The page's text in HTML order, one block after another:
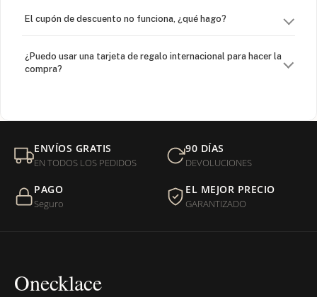
El cupón de descuento no funciona, ¿qué hago?
¿Puedo usar una tarjeta de regalo internacional para hacer la
compra?
Mi orden fue devuelta por USPS, ¿qué hago para que sea
entregada?
¿Sus productos son libres de níquel?
ENVÍOS GRATIS
EN TODOS LOS PEDIDOS
90 DÍAS
DEVOLUCIONES
PAGO
Seguro
EL MEJOR PRECIO
GARANTIZADO
Onecklace